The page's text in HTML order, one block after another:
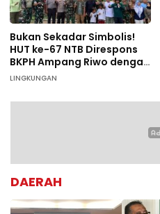
Bukan Sekadar Simbolis!
HUT ke-67 NTB Direspons
BKPH Ampang Riwo dengan
Aksi Tanam Pohon Massal
LINGKUNGAN
DAERAH